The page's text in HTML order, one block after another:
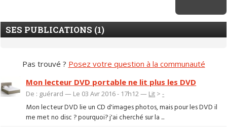
SES PUBLICATIONS (1)
Pas trouvé ? Posez votre question à la communauté
Mon lecteur DVD portable ne lit plus les DVD
De : guérard — Le 03 Avr 2016 - 17h12 — Lit >-
Mon lecteur DVD lie un CD d'images photos, mais pour les DVD il
me met no disc ? pourquoi? j'ai cherché sur la ...